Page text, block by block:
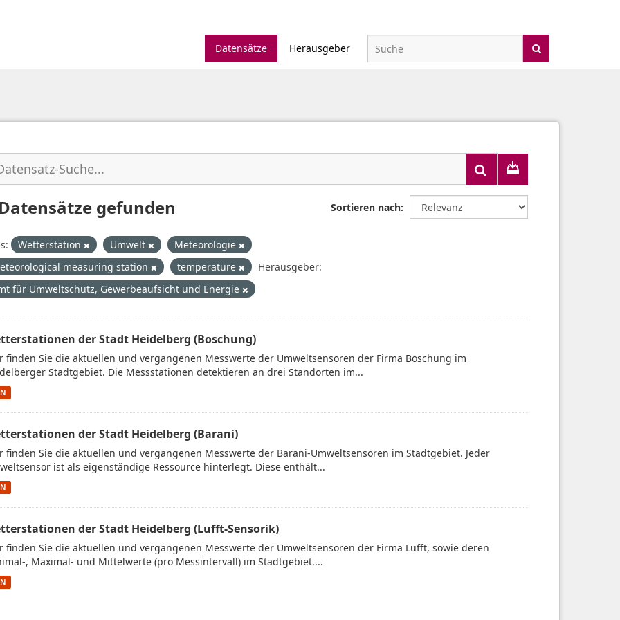
Datensätze
Herausgeber
Sortieren nach
gefunden
Wetterstation Umwelt
Meteorologie
measuring station
temperature
Herausgeber:
für Umweltschutz, Gewerbeaufsicht und Energie
der Stadt Heidelberg (Boschung)
finden Sie die aktuellen und vergangenen Messwerte der Umweltsensoren der Firma Boschung im
Stadtgebiet. Die Messstationen detektieren an drei Standorten im...
der Stadt Heidelberg (Barani)
finden Sie die aktuellen und vergangenen Messwerte der Barani-Umweltsensoren im Stadtgebiet. Jeder
ist als eigenständige Ressource hinterlegt. Diese enthält...
der Stadt Heidelberg (Lufft-Sensorik)
finden Sie die aktuellen und vergangenen Messwerte der Umweltsensoren der Firma Lufft, sowie deren
, Maximal- und Mittelwerte (pro Messintervall) im Stadtgebiet....